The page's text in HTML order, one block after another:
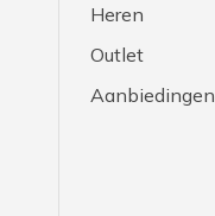
Heren
Outlet
Aanbiedingen